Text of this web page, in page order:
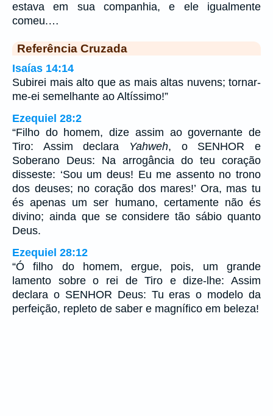
estava em sua companhia, e ele igualmente
comeu.…
Referência Cruzada
Isaías 14:14
Subirei mais alto que as mais altas nuvens; tornar-
me-ei semelhante ao Altíssimo!”
Ezequiel 28:2
“Filho do homem, dize assim ao governante de
Tiro: Assim declara Yahweh, o SENHOR e
Soberano Deus: Na arrogância do teu coração
disseste: ‘Sou um deus! Eu me assento no trono
dos deuses; no coração dos mares!’ Ora, mas tu
és apenas um ser humano, certamente não és
divino; ainda que se considere tão sábio quanto
Deus.
Ezequiel 28:12
“Ó filho do homem, ergue, pois, um grande
lamento sobre o rei de Tiro e dize-lhe: Assim
declara o SENHOR Deus: Tu eras o modelo da
perfeição, repleto de saber e magnífico em beleza!